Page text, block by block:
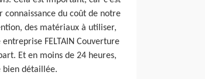
connaissance du coût de notre
des matériaux à utiliser,
FELTAIN Couverture
Et en moins de 24 heures,
bien détaillée.